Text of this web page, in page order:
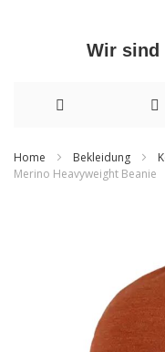
Wir
zum
Home Bekleidung
Merino Heavyweight Beanie